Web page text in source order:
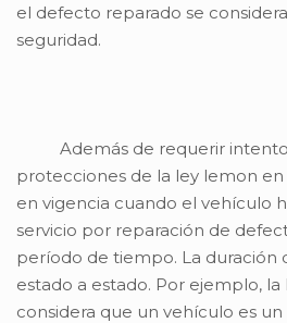
el defecto reparado se
seguridad.
Además de requerir
protecciones de la ley lemon
en vigencia cuando el vehículo
servicio por reparación de
período de tiempo. La duración
estado a estado. Por ejemplo, la
considera que un vehículo es